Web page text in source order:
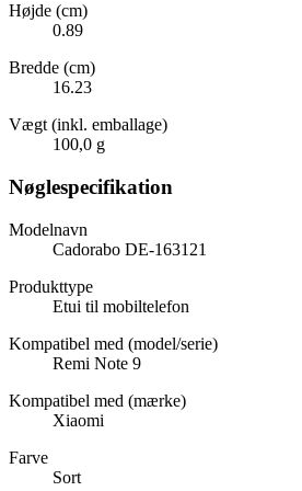
Højde (cm)
0.89
Bredde (cm)
16.23
Vægt (inkl. emballage)
100,0 g
Nøglespecifikation
Modelnavn
Cadorabo DE-163121
Produkttype
Etui til mobiltelefon
Kompatibel med (model/serie)
Remi Note 9
Kompatibel med (mærke)
Xiaomi
Farve
Sort